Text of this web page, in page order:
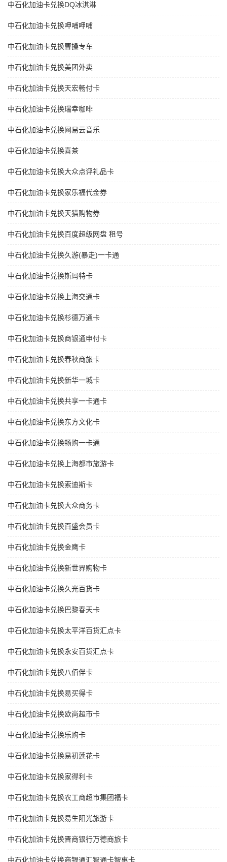
中石化加油卡兑换DQ冰淇淋
中石化加油卡兑换呷哺呷哺
中石化加油卡兑换曹操专车
中石化加油卡兑换美团外卖
中石化加油卡兑换天宏畅付卡
中石化加油卡兑换瑞幸咖啡
中石化加油卡兑换网易云音乐
中石化加油卡兑换喜茶
中石化加油卡兑换大众点评礼品卡
中石化加油卡兑换家乐福代金券
中石化加油卡兑换天猫购物券
中石化加油卡兑换百度超级网盘 租号
中石化加油卡兑换久游(暴走)一卡通
中石化加油卡兑换斯玛特卡
中石化加油卡兑换上海交通卡
中石化加油卡兑换杉德万通卡
中石化加油卡兑换商银通申付卡
中石化加油卡兑换春秋商旅卡
中石化加油卡兑换新华一城卡
中石化加油卡兑换共享一卡通卡
中石化加油卡兑换东方文化卡
中石化加油卡兑换畅购一卡通
中石化加油卡兑换上海都市旅游卡
中石化加油卡兑换索迪斯卡
中石化加油卡兑换大众商务卡
中石化加油卡兑换百盛会员卡
中石化加油卡兑换金鹰卡
中石化加油卡兑换新世界购物卡
中石化加油卡兑换久光百货卡
中石化加油卡兑换巴黎春天卡
中石化加油卡兑换太平洋百货汇点卡
中石化加油卡兑换永安百货汇点卡
中石化加油卡兑换八佰伴卡
中石化加油卡兑换易买得卡
中石化加油卡兑换欧尚超市卡
中石化加油卡兑换乐购卡
中石化加油卡兑换易初莲花卡
中石化加油卡兑换家得利卡
中石化加油卡兑换农工商超市集团福卡
中石化加油卡兑换易生阳光旅游卡
中石化加油卡兑换晋商银行万德商旅卡
中石化加油卡兑换商银通汇智通卡智惠卡